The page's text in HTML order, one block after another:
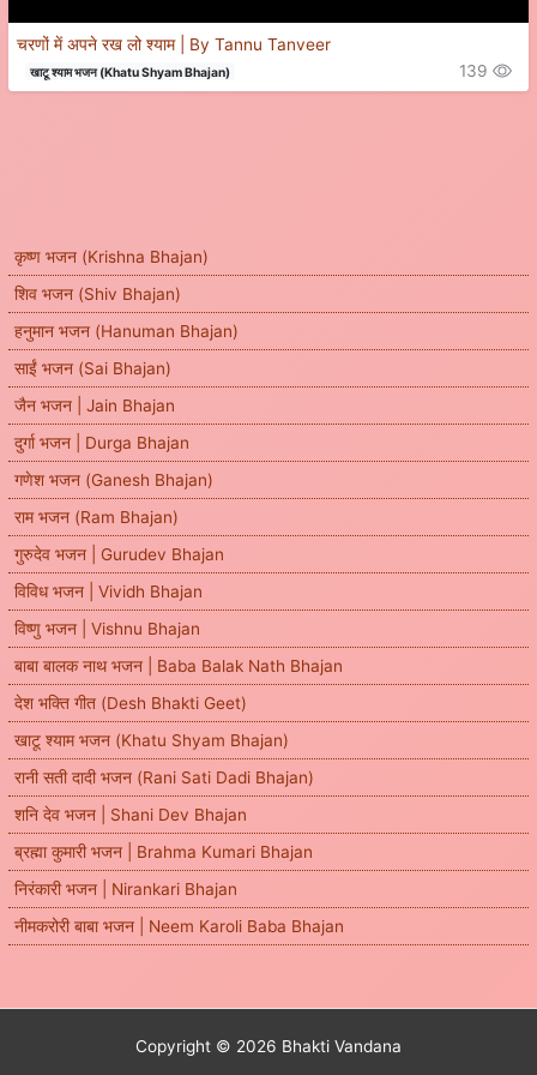
कृष्ण भजन (Krishna Bhajan)
शिव भजन (Shiv Bhajan)
हनुमान भजन (Hanuman Bhajan)
साईं भजन (Sai Bhajan)
जैन भजन | Jain Bhajan
दुर्गा भजन | Durga Bhajan
गणेश भजन (Ganesh Bhajan)
राम भजन (Ram Bhajan)
गुरुदेव भजन | Gurudev Bhajan
विविध भजन | Vividh Bhajan
विष्णु भजन | Vishnu Bhajan
बाबा बालक नाथ भजन | Baba Balak Nath Bhajan
देश भक्ति गीत (Desh Bhakti Geet)
खाटू श्याम भजन (Khatu Shyam Bhajan)
रानी सती दादी भजन (Rani Sati Dadi Bhajan)
शनि देव भजन | Shani Dev Bhajan
ब्रह्मा कुमारी भजन | Brahma Kumari Bhajan
निरंकारी भजन | Nirankari Bhajan
नीमकरोरी बाबा भजन | Neem Karoli Baba Bhajan
चरणों में अपने रख लो श्याम | By Tannu Tanveer
खाटू श्याम भजन (Khatu Shyam Bhajan) 139
Copyright © 2026 Bhakti Vandana